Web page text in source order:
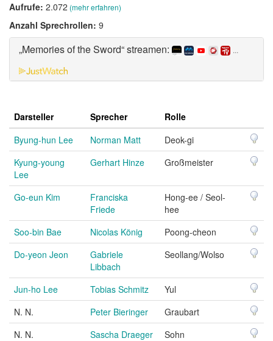
Aufrufe: 2.072 (mehr erfahren)
Anzahl Sprechrollen: 9
„Memories of the Sword“ streamen: ...
Darsteller Sprecher
Rolle
Byung-hun Lee
Norman Matt
Deok-gi
Kyung-young
Lee
Gerhart Hinze Großmeister
Go-eun Kim
Franciska
Friede
Hong-ee / Seol-
hee
Soo-bin Bae
Nicolas König
Poong-cheon
Do-yeon Jeon
Gabriele
Libbach
Seollang/Wolso
Jun-ho Lee Tobias Schmitz
Yul
N. N.
Peter Bieringer
Graubart
N. N.
Sascha Draeger
Sohn